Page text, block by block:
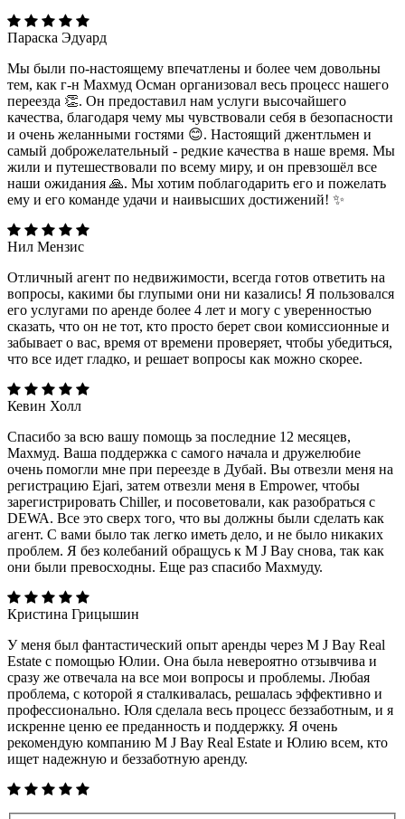
Параска Эдуард
Мы были по-настоящему впечатлены и более чем довольны
тем, как г-н Махмуд Осман организовал весь процесс нашего
переезда 👏. Он предоставил нам услуги высочайшего
качества, благодаря чему мы чувствовали себя в безопасности
и очень желанными гостями 😊. Настоящий джентльмен и
самый доброжелательный - редкие качества в наше время. Мы
жили и путешествовали по всему миру, и он превзошёл все
наши ожидания 🙏. Мы хотим поблагодарить его и пожелать
ему и его команде удачи и наивысших достижений! ✨️
Нил Мензис
Отличный агент по недвижимости, всегда готов ответить на
вопросы, какими бы глупыми они ни казались! Я пользовался
его услугами по аренде более 4 лет и могу с уверенностью
сказать, что он не тот, кто просто берет свои комиссионные и
забывает о вас, время от времени проверяет, чтобы убедиться,
что все идет гладко, и решает вопросы как можно скорее.
Кевин Холл
Спасибо за всю вашу помощь за последние 12 месяцев,
Махмуд. Ваша поддержка с самого начала и дружелюбие
очень помогли мне при переезде в Дубай. Вы отвезли меня на
регистрацию Ejari, затем отвезли меня в Empower, чтобы
зарегистрировать Chiller, и посоветовали, как разобраться с
DEWA. Все это сверх того, что вы должны были сделать как
агент. С вами было так легко иметь дело, и не было никаких
проблем. Я без колебаний обращусь к M J Bay снова, так как
они были превосходны. Еще раз спасибо Махмуду.
Кристина Грицышин
У меня был фантастический опыт аренды через M J Bay Real
Estate с помощью Юлии. Она была невероятно отзывчива и
сразу же отвечала на все мои вопросы и проблемы. Любая
проблема, с которой я сталкивалась, решалась эффективно и
профессионально. Юля сделала весь процесс беззаботным, и я
искренне ценю ее преданность и поддержку. Я очень
рекомендую компанию M J Bay Real Estate и Юлию всем, кто
ищет надежную и беззаботную аренду.